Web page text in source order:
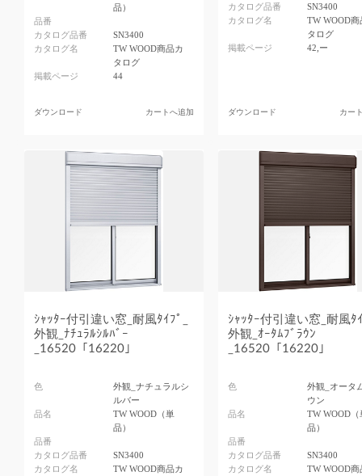
品）
品番
カタログ品番
SN3400
カタログ名
TW WOOD商品カ
タログ
掲載ページ
44
ダウンロード カートへ追加
カタログ品番
SN3400
カタログ名
TW WOOD商
タログ
掲載ページ
42,ー
ダウンロード カー
ｼｬｯﾀｰ付引違い窓_耐風ﾀｲﾌﾟ_
外観_ﾅﾁｭﾗﾙｼﾙﾊﾞｰ
_16520「16220」
色
外観_ナチュラルシ
ルバー
品名
TW WOOD（単
品）
品番
カタログ品番
SN3400
カタログ名
TW WOOD商品カ
ｼｬｯﾀｰ付引違い窓_耐風ﾀ
外観_ｵｰﾀﾑﾌﾞﾗｳﾝ
_16520「16220」
色
外観_オータ
ウン
品名
TW WOOD（
品）
品番
カタログ品番
SN3400
カタログ名
TW WOOD商